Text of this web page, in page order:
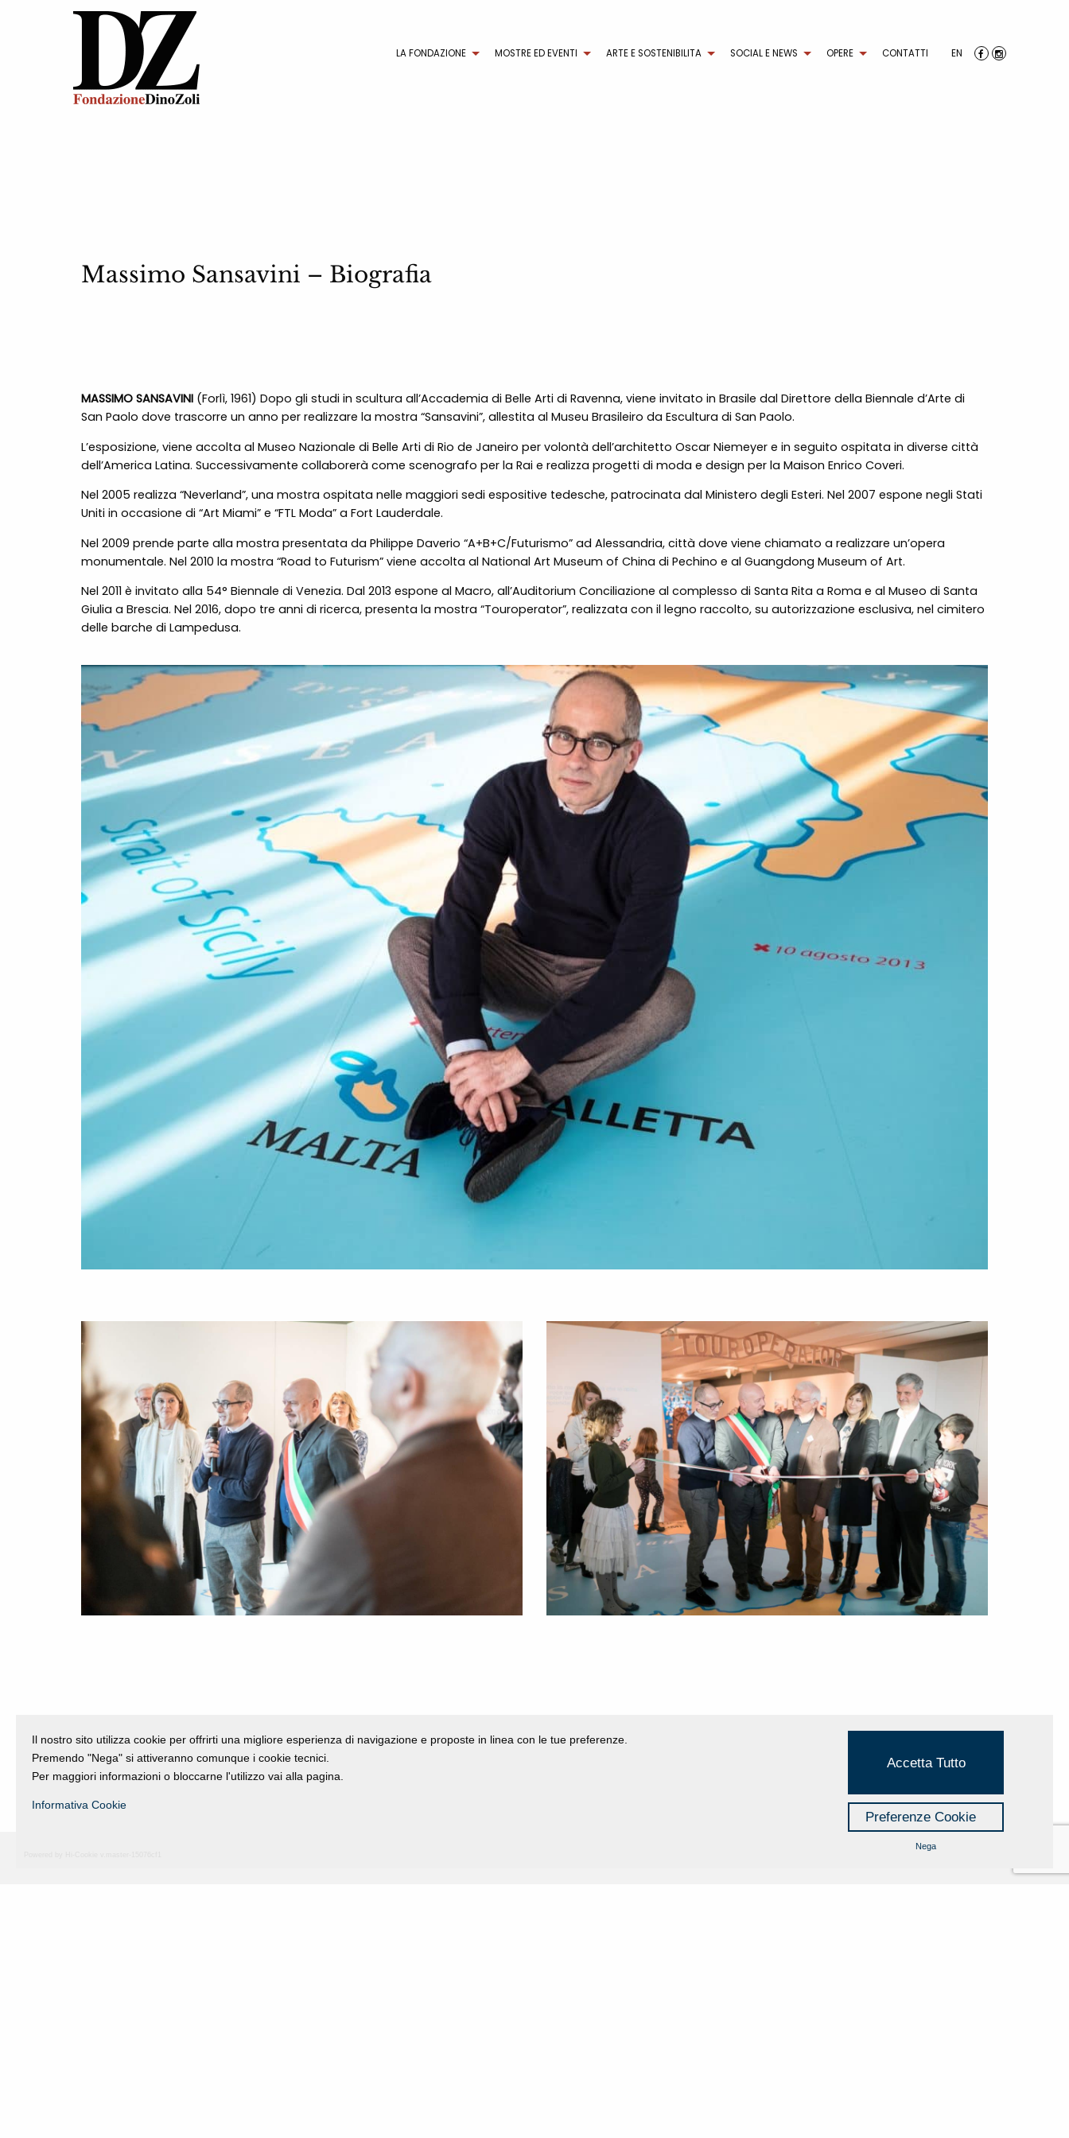
LA FONDAZIONE MOSTRE ED EVENTI ARTE E SOSTENIBILITA SOCIAL E NEWS OPERE CONTATTI EN
Massimo Sansavini – Biografia
MASSIMO SANSAVINI (Forlì, 1961) Dopo gli studi in scultura all’Accademia di Belle Arti di Ravenna, viene invitato in Brasile dal Direttore della Biennale d’Arte di
San Paolo dove trascorre un anno per realizzare la mostra “Sansavini”, allestita al Museu Brasileiro da Escultura di San Paolo.
L’esposizione, viene accolta al Museo Nazionale di Belle Arti di Rio de Janeiro per volontà dell’architetto Oscar Niemeyer e in seguito ospitata in diverse città
dell’America Latina. Successivamente collaborerà come scenografo per la Rai e realizza progetti di moda e design per la Maison Enrico Coveri.
Nel 2005 realizza “Neverland”, una mostra ospitata nelle maggiori sedi espositive tedesche, patrocinata dal Ministero degli Esteri. Nel 2007 espone negli Stati
Uniti in occasione di “Art Miami” e “FTL Moda” a Fort Lauderdale.
Nel 2009 prende parte alla mostra presentata da Philippe Daverio “A+B+C/Futurismo” ad Alessandria, città dove viene chiamato a realizzare un’opera
monumentale. Nel 2010 la mostra “Road to Futurism” viene accolta al National Art Museum of China di Pechino e al Guangdong Museum of Art.
Nel 2011 è invitato alla 54° Biennale di Venezia. Dal 2013 espone al Macro, all’Auditorium Conciliazione al complesso di Santa Rita a Roma e al Museo di Santa
Giulia a Brescia. Nel 2016, dopo tre anni di ricerca, presenta la mostra “Touroperator”, realizzata con il legno raccolto, su autorizzazione esclusiva, nel cimitero
delle barche di Lampedusa.
Il nostro sito utilizza cookie per offrirti una migliore esperienza di navigazione e proposte in linea con le tue preferenze.
Premendo "Nega" si attiveranno comunque i cookie tecnici.
Per maggiori informazioni o bloccarne l'utilizzo vai alla pagina.
Informativa Cookie
Accetta Tutto
Preferenze Cookie
Nega